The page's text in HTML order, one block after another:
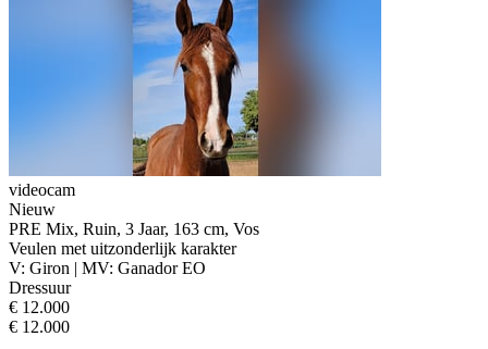
videocam
Nieuw
PRE Mix, Ruin, 3 Jaar, 163 cm, Vos
Veulen met uitzonderlijk karakter
V: Giron | MV: Ganador EO
Dressuur
€ 12.000
€ 12.000